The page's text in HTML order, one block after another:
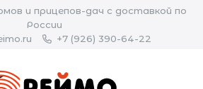
и прицепов-дач с доставкой по
России
+7 (926) 390-64-22